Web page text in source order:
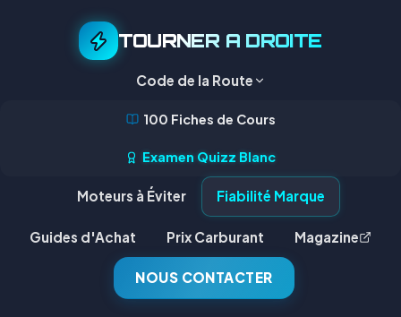
TOURNER A DROITE
Code de la Route
100 Fiches de Cours
Examen Quizz Blanc
Moteurs à Éviter Fiabilité Marque
Guides d'Achat Prix Carburant Magazine
NOUS CONTACTER